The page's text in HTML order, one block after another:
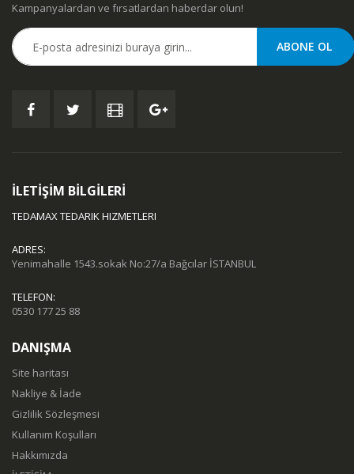
Kampanyalardan ve fırsatlardan haberdar olun!
İLETİŞİM BİLGİLERİ
TEDAMAX TEDARIK HIZMETLERI
ADRES:
Yenimahalle 1543.sokak No:27/a Bağcılar İSTANBUL
TELEFON:
0530 177 25 88
DANIŞMA
Site haritası
Nakliye & İade
Gizlilik Sözleşmesi
Kullanım Koşulları
Hakkımızda